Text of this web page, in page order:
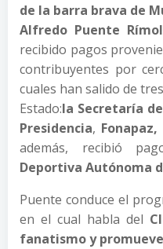
de la barra brava de
Alfredo Puente
recibido pagos
contribuyentes por
cuales han salido de
Estado:la Secretaría
Presidencia,
además, recibió
Deportiva Autónoma
Puente conduce el
en el cual habla del
fanatismo y